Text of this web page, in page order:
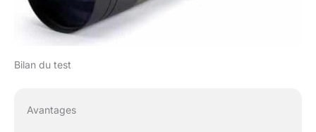
Bilan du test
Avantages